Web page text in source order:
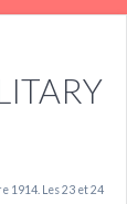
1914. Les 23 et 24